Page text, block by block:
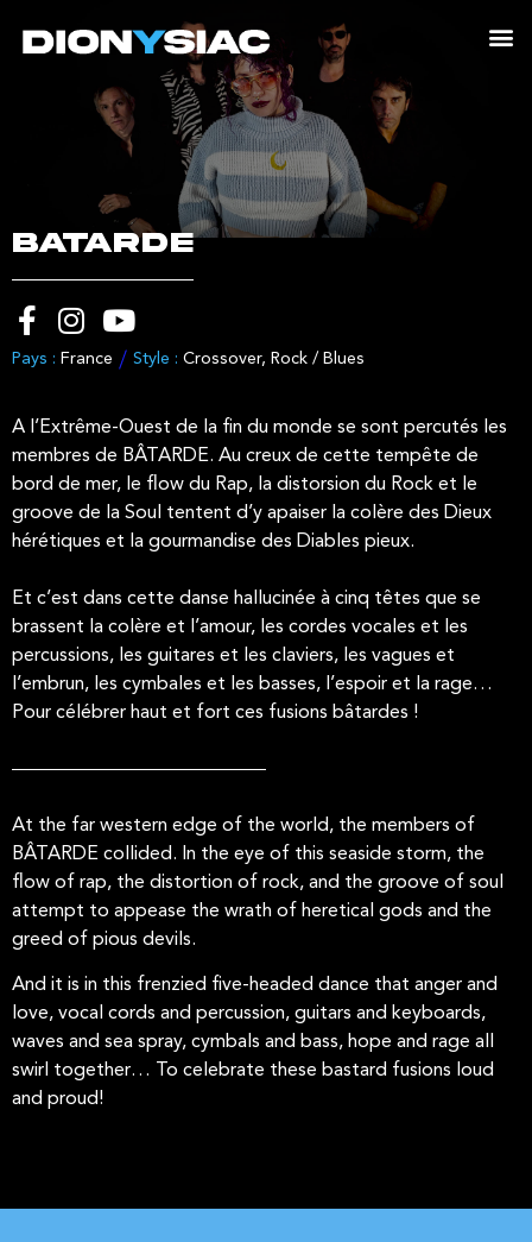
BATARDE
Pays : France Style : Crossover, Rock / Blues
A l’Extrême-Ouest de la fin du monde se sont percutés les
membres de BÂTARDE. Au creux de cette tempête de
bord de mer, le flow du Rap, la distorsion du Rock et le
groove de la Soul tentent d’y apaiser la colère des Dieux
hérétiques et la gourmandise des Diables pieux.
Et c’est dans cette danse hallucinée à cinq têtes que se
brassent la colère et l’amour, les cordes vocales et les
percussions, les guitares et les claviers, les vagues et
l’embrun, les cymbales et les basses, l’espoir et la rage…
Pour célébrer haut et fort ces fusions bâtardes !
At the far western edge of the world, the members of
BÂTARDE collided. In the eye of this seaside storm, the
flow of rap, the distortion of rock, and the groove of soul
attempt to appease the wrath of heretical gods and the
greed of pious devils.
And it is in this frenzied five-headed dance that anger and
love, vocal cords and percussion, guitars and keyboards,
waves and sea spray, cymbals and bass, hope and rage all
swirl together… To celebrate these bastard fusions loud
and proud!